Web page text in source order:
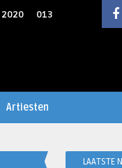
2020 013
Artiesten
LAATSTE